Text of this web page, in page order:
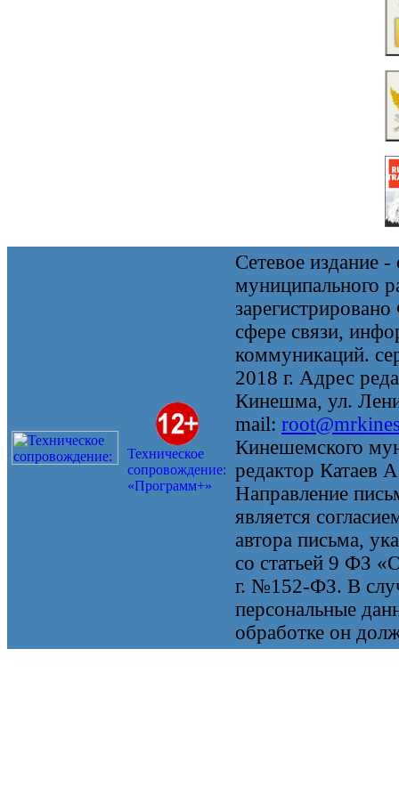
Техническое
сопровождение:
«Программ+»
Сетевое издание
муниципального
сфере связи,
коммуникаций.
2018 г. Адрес
Кинешма, ул.
mail:
Кинешемского
редактор Катаев
Направление
является
автора письма,
со статьей 9 ФЗ
г. №152-ФЗ. В
персональные
обработке он